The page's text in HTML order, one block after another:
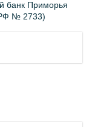
банк Приморья
№ 2733)